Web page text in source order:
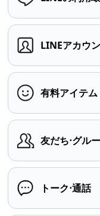
LINEアカウ
有料アイテム
友だち⋅グル
トーク⋅通話